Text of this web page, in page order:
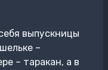
выпускницы
–
– таракан, а в